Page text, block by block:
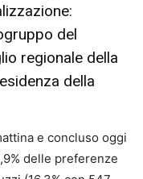
del
regionale della
della
e concluso oggi
delle preferenze